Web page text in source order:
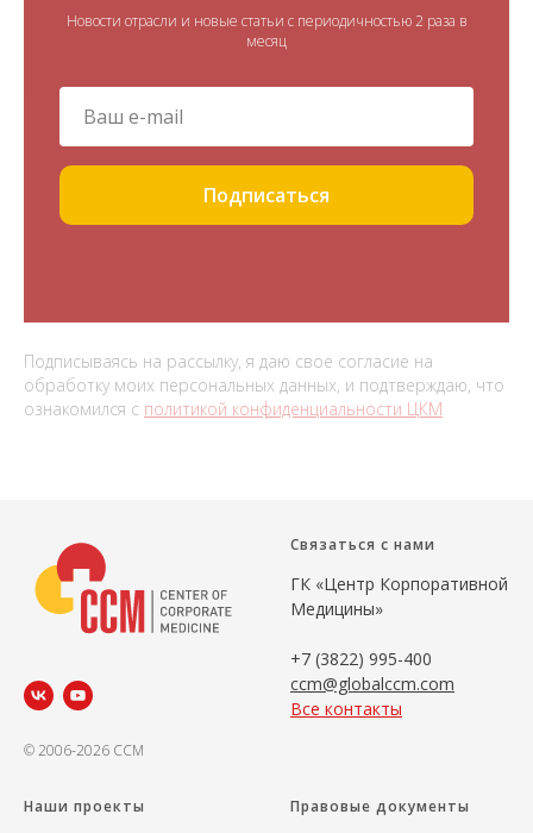
Новости отрасли и новые статьи с периодичностью 2 раза в
месяц
Подписаться
Подписываясь на рассылку, я даю свое согласие на
обработку моих персональных данных, и подтверждаю, что
ознакомился с политикой конфиденциальности ЦКМ
© 2006-2026 CCM
Связаться с нами
ГК «Центр Корпоративной
Медицины»
+7 (3822) 995-400
ccm@globalccm.com
Все контакты
Наши проекты Правовые документы